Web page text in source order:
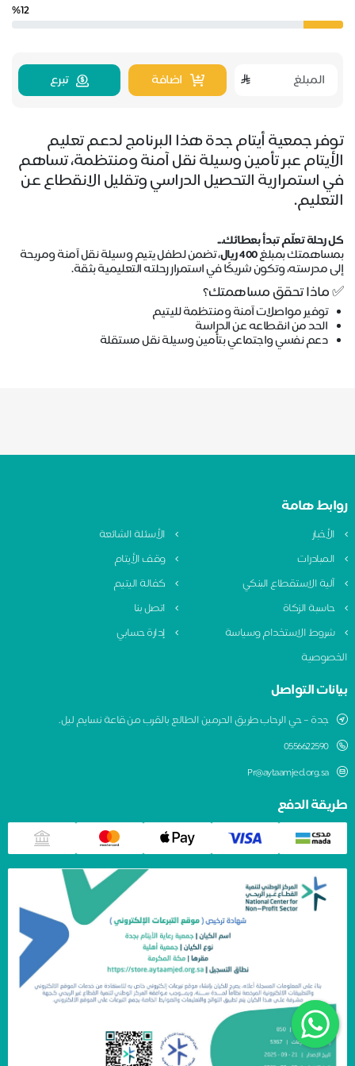
%12
اضافة تبرع
توفر جمعية أيتام جدة هذا البرنامج لدعم تعليم
الأيتام عبر تأمين وسيلة نقل آمنة ومنتظمة، تساهم
في استمرارية التحصيل الدراسي وتقليل الانقطاع عن
التعليم.
كل رحلة تعلّم تبدأ بعطائك...
بمساهمتك بمبلغ400 ريال ، تضمن لطفل يتيم وسيلة نقل آمنة ومريحة
إلى مدرسته، وتكون شريكًا في استمرار رحلته التعليمية بثقة.
✅ ماذا تحقق مساهمتك؟
توفير مواصلات آمنة ومنتظمة لليتيم
الحد من انقطاعه عن الدراسة
دعم نفسي واجتماعي بتأمين وسيلة نقل مستقلة
روابط هامة
الأخبار
الأسئلة الشائعة
المبادرات
وقف الأيتام
آلية الاستقطاع البنكي
كفالة اليتيم
حاسبة الزكاة
اتصل بنا
شروط الاستخدام وسياسة
الخصوصية
إدارة حسابي
بيانات التواصل
جدة – حي الرحاب طريق الحرمين الطالع بالقرب من قاعة نسايم ليل.
0556622590
Pr@aytaamjed.org.sa
طريقة الدفع